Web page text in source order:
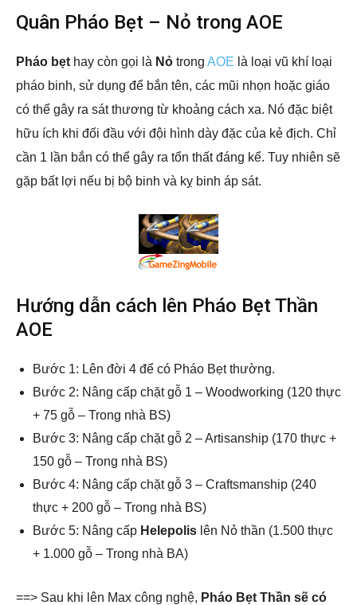
Quân Pháo Bẹt – Nỏ trong AOE
Pháo bẹt hay còn gọi là Nỏ trong AOE là loại vũ khí loại
pháo binh, sử dụng để bắn tên, các mũi nhọn hoặc giáo
có thể gây ra sát thương từ khoảng cách xa. Nó đặc biệt
hữu ích khi đối đầu với đội hình dày đặc của kẻ địch. Chỉ
cần 1 lần bắn có thể gây ra tổn thất đáng kể. Tuy nhiên sẽ
gặp bất lợi nếu bị bộ binh và kỵ binh áp sát.
Hướng dẫn cách lên Pháo Bẹt Thần
AOE
Bước 1: Lên đời 4 để có Pháo Bẹt thường.
Bước 2: Nâng cấp chặt gỗ 1 – Woodworking (120 thực
+ 75 gỗ – Trong nhà BS)
Bước 3: Nâng cấp chặt gỗ 2 – Artisanship (170 thực +
150 gỗ – Trong nhà BS)
Bước 4: Nâng cấp chặt gỗ 3 – Craftsmanship (240
thực + 200 gỗ – Trong nhà BS)
Bước 5: Nâng cấp Helepolis lên Nỏ thần (1.500 thực
+ 1.000 gỗ – Trong nhà BA)
==> Sau khi lên Max công nghệ, Pháo Bẹt Thần sẽ có